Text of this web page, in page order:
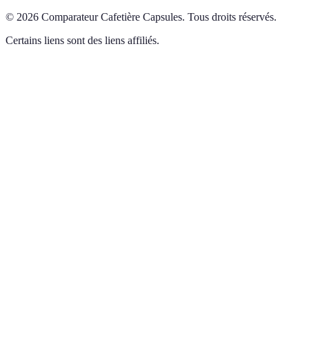
© 2026 Comparateur Cafetière Capsules. Tous droits réservés.
Certains liens sont des liens affiliés.